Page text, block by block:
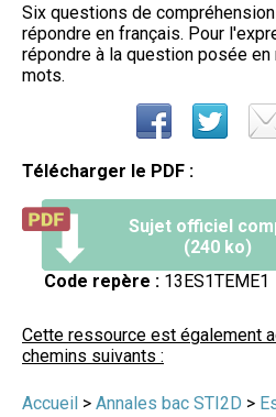
Six questions de
répondre en français. Pour
répondre à la question posée
mots.
Télécharger le PDF :
Sujet officiel
(240 ko)
Code repère : 13ES1TEME1
Cette ressource est également
chemins suivants :
Accueil > Annales bac STI2D >